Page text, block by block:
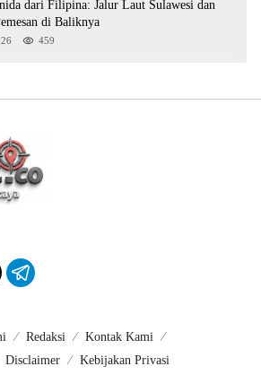
dari Filipina: Jalur Laut Sulawesi dan
di Baliknya
459
Redaksi
Kontak Kami
Disclaimer Kebijakan Privasi